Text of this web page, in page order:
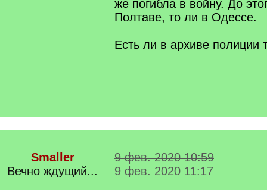
же погибла в войну. До
Полтаве, то ли в Одессе.
Есть ли в архиве полиции
Smaller
Вечно ждущий...
9 фев. 2020 10:59
9 фев. 2020 11:17